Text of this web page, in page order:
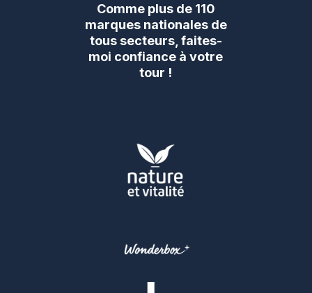
Comme plus de 110
marques nationales de
tous secteurs, faites-
moi confiance à votre
tour !